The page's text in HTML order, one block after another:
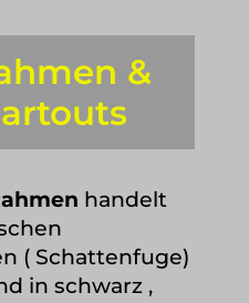
&
handelt
( Schattenfuge)
in schwarz ,